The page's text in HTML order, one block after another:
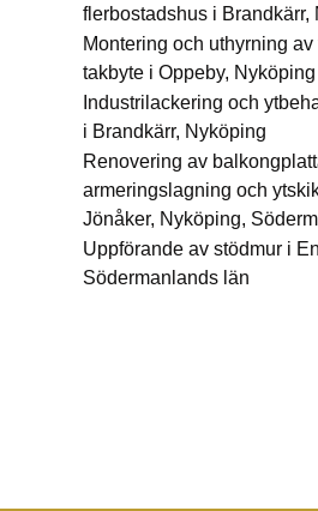
flerbostadshus i Brandkärr,
Montering och uthyrning
takbyte i Oppeby, Nyköping
Industrilackering och
i Brandkärr, Nyköping
Renovering av
armeringslagning och
Jönåker, Nyköping,
Uppförande av stödmur i
Södermanlands län